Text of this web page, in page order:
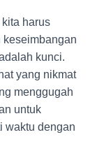
harus
keseimbangan
kunci.
yang nikmat
menggugah
untuk
waktu dengan